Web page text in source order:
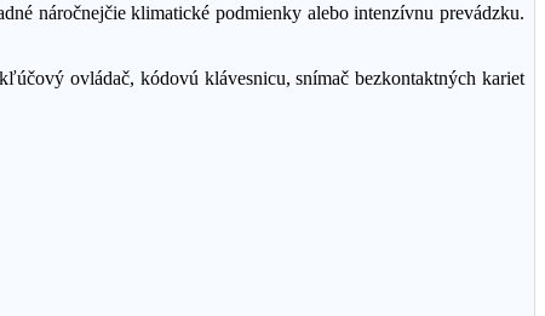
náročnejčie klimatické podmienky alebo intenzívnu prevádzku.
ovládač, kódovú klávesnicu, snímač bezkontaktných kariet